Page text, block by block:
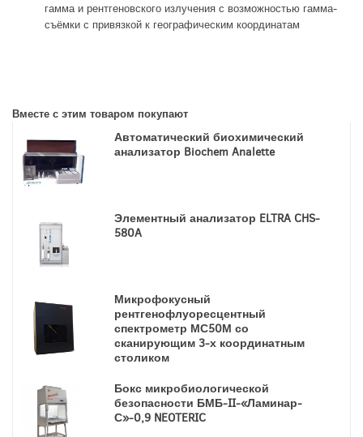
гамма и рентгеновского излучения с возможностью гамма-
съёмки с привязкой к географическим координатам
Вместе с этим товаром покупают
Автоматический биохимический
анализатор Biochem Analette
Элементный анализатор ELTRA CHS-
580A
Микрофокусный
рентгенофлуоресцентный
спектрометр МС50М со
сканирующим 3-х координатным
столиком
Бокс микробиологической
безопасности БМБ-II-«Ламинар-
С»-0,9 NEOTERIC